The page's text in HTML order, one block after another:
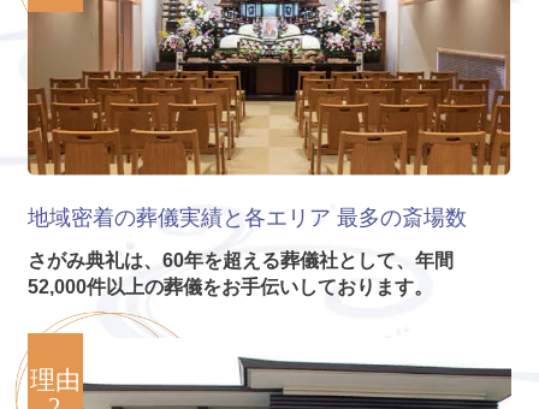
地域密着の葬儀実績と各エリア 最多の斎場数
さがみ典礼は、60年を超える葬儀社として、年間
52,000件以上の葬儀をお手伝いしております。
理由